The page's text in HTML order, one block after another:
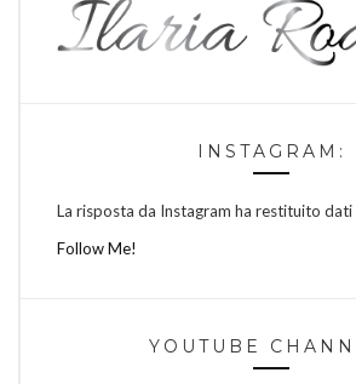
INSTAGRAM:
La risposta da Instagram ha restituito dati
Follow Me!
YOUTUBE